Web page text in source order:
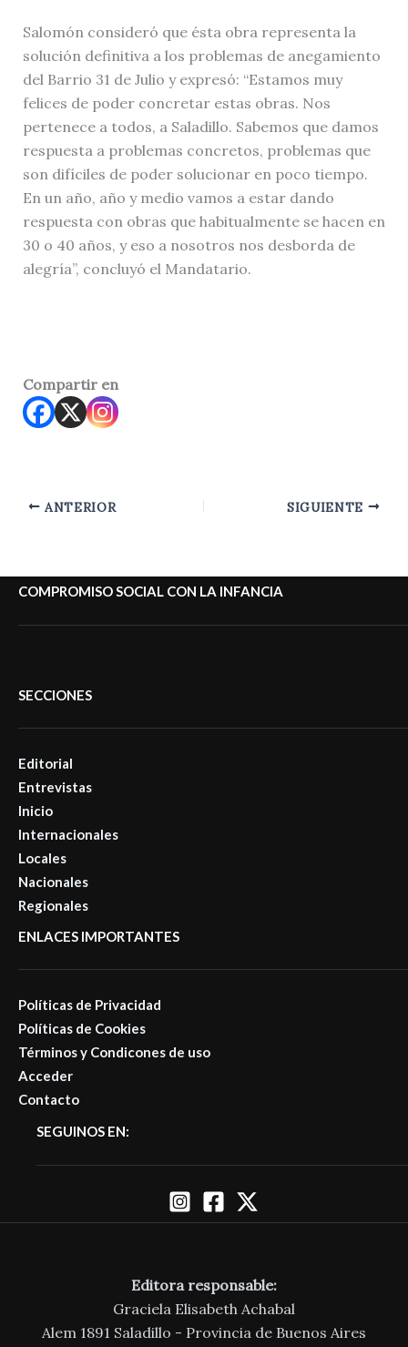
Salomón consideró que ésta obra representa la
solución definitiva a los problemas de anegamiento
del Barrio 31 de Julio y expresó: “Estamos muy
felices de poder concretar estas obras. Nos
pertenece a todos, a Saladillo. Sabemos que damos
respuesta a problemas concretos, problemas que
son difíciles de poder solucionar en poco tiempo.
En un año, año y medio vamos a estar dando
respuesta con obras que habitualmente se hacen en
30 o 40 años, y eso a nosotros nos desborda de
alegría”, concluyó el Mandatario.
Compartir en
ANTERIOR SIGUIENTE
COMPROMISO SOCIAL CON LA INFANCIA
SECCIONES
Editorial
Entrevistas
Inicio
Internacionales
Locales
Nacionales
Regionales
ENLACES IMPORTANTES
Políticas de Privacidad
Políticas de Cookies
Términos y Condicones de uso
Acceder
Contacto
SEGUINOS EN:
Editora responsable:
Graciela Elisabeth Achabal
Alem 1891 Saladillo - Provincia de Buenos Aires